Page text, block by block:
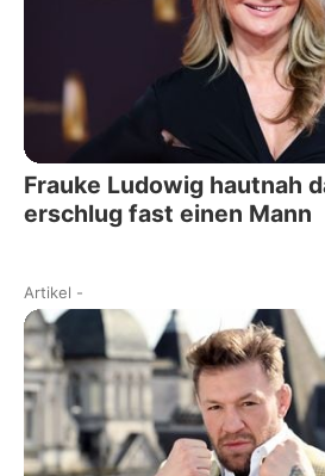
Frauke Ludowig hautnah
erschlug fast einen Mann
Artikel -